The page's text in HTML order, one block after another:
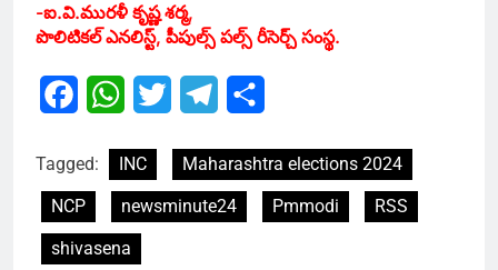
-ఐ.వి.మురళీ కృష్ణ శర్మ,
పొలిటికల్ ఎనలిస్ట్, పీపుల్స్ పల్స్ రీసెర్చ్ సంస్థ.
FacebookWhatsApp
Twitter Telegram
Tagged: INC
Maharashtra elections 2024
NCP
newsminute24 Pmmodi
RSS
shivasena